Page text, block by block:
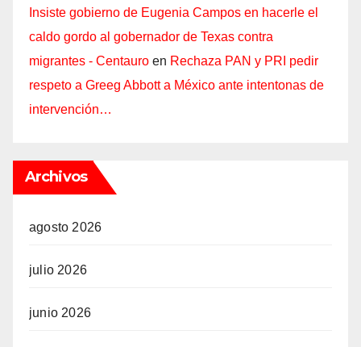
Insiste gobierno de Eugenia Campos en hacerle el
caldo gordo al gobernador de Texas contra
migrantes - Centauro en Rechaza PAN y PRI pedir
respeto a Greeg Abbott a México ante intentonas de
intervención…
Archivos
agosto 2026
julio 2026
junio 2026